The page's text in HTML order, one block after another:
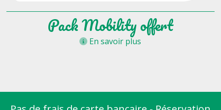
Pack Mobility offert
En savoir plus